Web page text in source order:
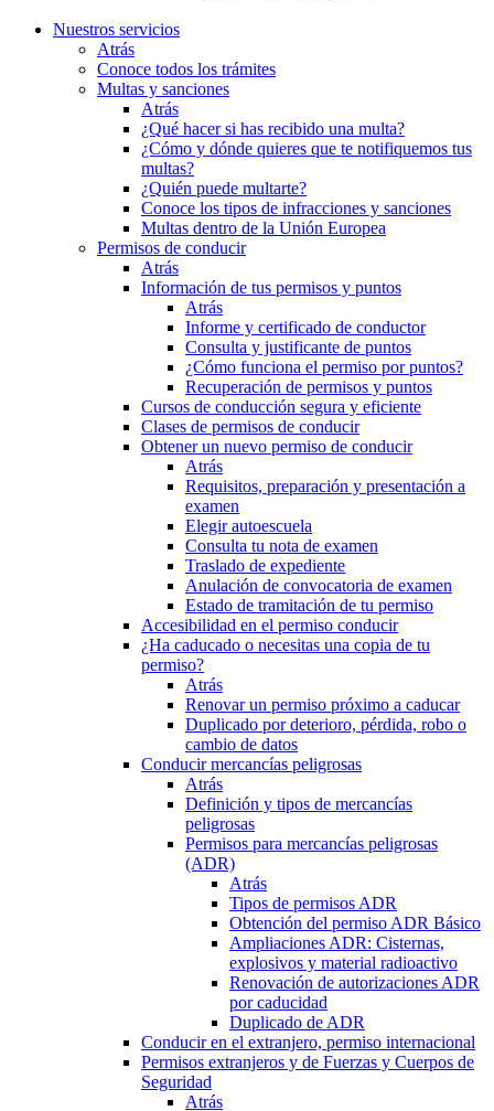
Nuestros servicios
Atrás
Conoce todos los trámites
Multas y sanciones
Atrás
¿Qué hacer si has recibido una multa?
¿Cómo y dónde quieres que te notifiquemos tus
multas?
¿Quién puede multarte?
Conoce los tipos de infracciones y sanciones
Multas dentro de la Unión Europea
Permisos de conducir
Atrás
Información de tus permisos y puntos
Atrás
Informe y certificado de conductor
Consulta y justificante de puntos
¿Cómo funciona el permiso por puntos?
Recuperación de permisos y puntos
Cursos de conducción segura y eficiente
Clases de permisos de conducir
Obtener un nuevo permiso de conducir
Atrás
Requisitos, preparación y presentación a
examen
Elegir autoescuela
Consulta tu nota de examen
Traslado de expediente
Anulación de convocatoria de examen
Estado de tramitación de tu permiso
Accesibilidad en el permiso conducir
¿Ha caducado o necesitas una copia de tu
permiso?
Atrás
Renovar un permiso próximo a caducar
Duplicado por deterioro, pérdida, robo o
cambio de datos
Conducir mercancías peligrosas
Atrás
Definición y tipos de mercancías
peligrosas
Permisos para mercancías peligrosas
(ADR)
Atrás
Tipos de permisos ADR
Obtención del permiso ADR Básico
Ampliaciones ADR: Cisternas,
explosivos y material radioactivo
Renovación de autorizaciones ADR
por caducidad
Duplicado de ADR
Conducir en el extranjero, permiso internacional
Permisos extranjeros y de Fuerzas y Cuerpos de
Seguridad
Atrás